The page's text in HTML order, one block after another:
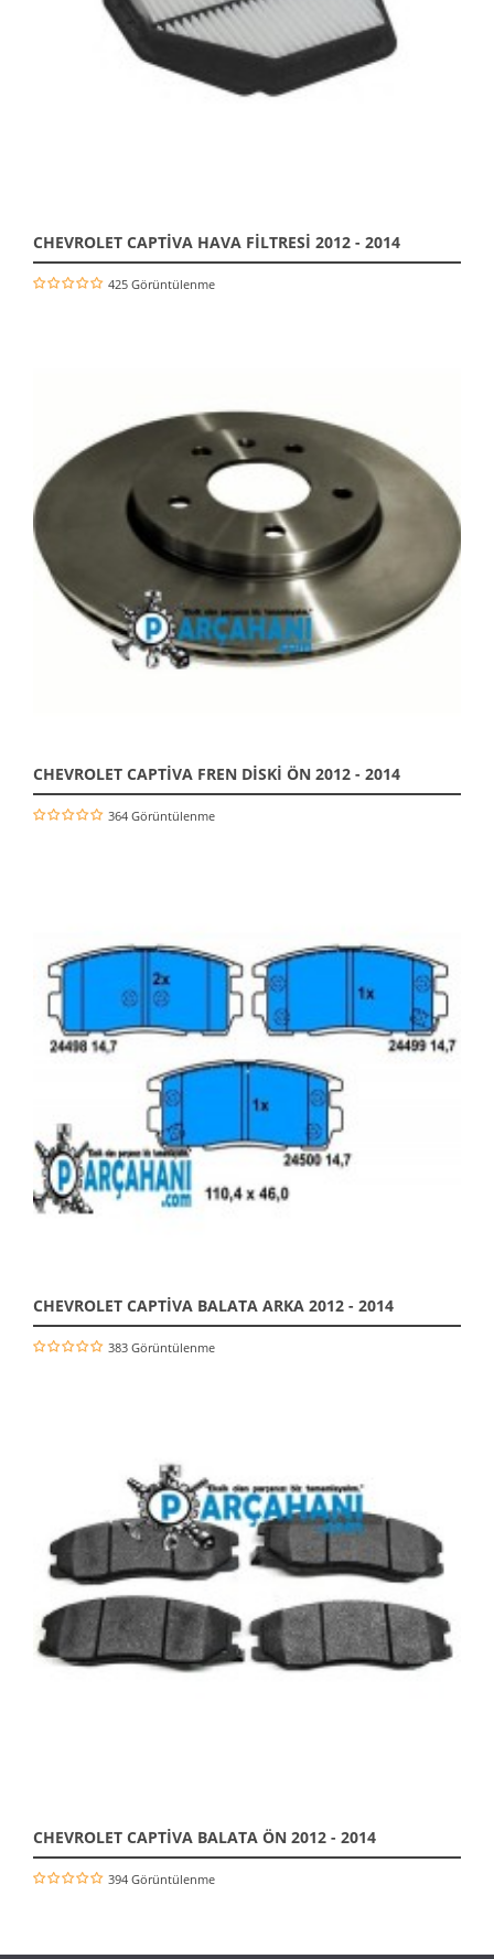
CHEVROLET CAPTİVA HAVA FİLTRESİ 2012 - 2014
425 Görüntülenme
CHEVROLET CAPTİVA FREN DİSKİ ÖN 2012 - 2014
364 Görüntülenme
CHEVROLET CAPTİVA BALATA ARKA 2012 - 2014
383 Görüntülenme
CHEVROLET CAPTİVA BALATA ÖN 2012 - 2014
394 Görüntülenme